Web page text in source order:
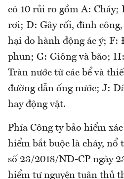
có 10 rủi ro gồm A: Cháy;
rơi; D: Gây rối, đình
hại do hành động ác ý; F:
phun; G: Giông và bão;
Tràn nước từ các bể và
đường dẫn ống nước; J:
hay động vật.
Phía Công ty bảo hiểm
hiểm bắt buộc là cháy,
số 23/2018/NĐ-CP ngày
hiểm tự nguyện tuân thủ